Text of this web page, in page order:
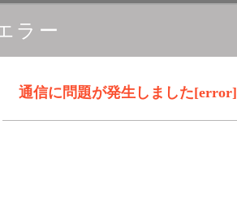
ラー
通信に問題が発生しました[error]